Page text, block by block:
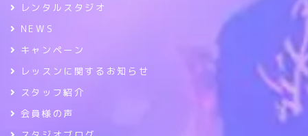
レンタルスタジオ
NEWS
キャンペーン
レッスンに関するお知らせ
スタッフ紹介
会員様の声